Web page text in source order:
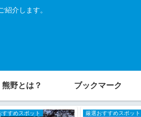
介します。
野とは？ ブックマーク
すすめスポット 厳選おすすめスポット